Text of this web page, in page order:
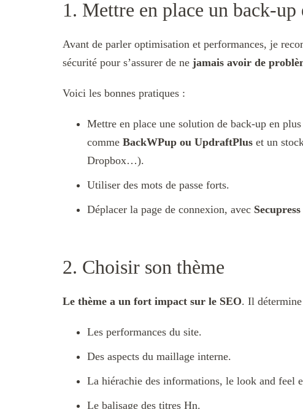
1. Mettre en place un back-up
Avant de parler optimisation et performances, je
sécurité pour s’assurer de ne jamais avoir de
Voici les bonnes pratiques :
Mettre en place une solution de back-up en
comme BackWPup ou UpdraftPlus et un
Dropbox…).
Utiliser des mots de passe forts.
Déplacer la page de connexion, avec Secupress
2. Choisir son thème
Le thème a un fort impact sur le SEO. Il
Les performances du site.
Des aspects du maillage interne.
La hiérachie des informations, le look and feel
Le balisage des titres Hn.